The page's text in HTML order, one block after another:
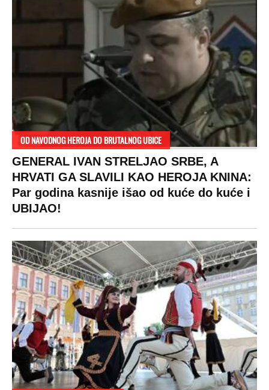
OD NAVODNOG HEROJA DO BRUTALNOG UBICE
GENERAL IVAN STRELJAO SRBE, A
HRVATI GA SLAVILI KAO HEROJA KNINA:
Par godina kasnije išao od kuće do kuće i
UBIJAO!